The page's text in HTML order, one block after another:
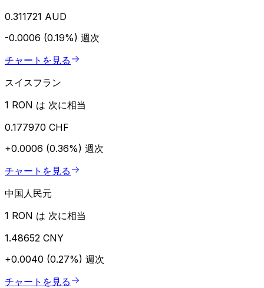
0.311721 AUD
-0.0006 (0.19%) 週次
チャートを見る
スイスフラン
1 RON は 次に相当
0.177970 CHF
+0.0006 (0.36%) 週次
チャートを見る
中国人民元
1 RON は 次に相当
1.48652 CNY
+0.0040 (0.27%) 週次
チャートを見る